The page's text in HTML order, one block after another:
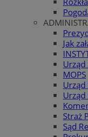
Jak
Urząd
MOPS
Urząd
Straż
Sąd